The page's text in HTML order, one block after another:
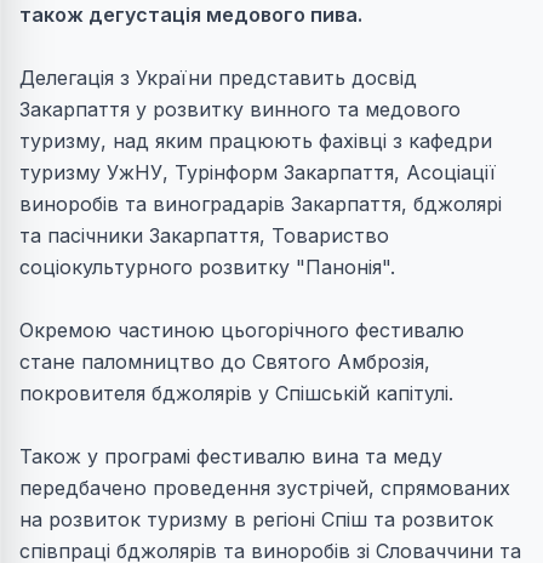
також дегустація медового пива.
Делегація з України представить досвід
Закарпаття у розвитку винного та медового
туризму, над яким працюють фахівці з кафедри
туризму УжНУ, Турінформ Закарпаття, Асоціації
виноробів та виноградарів Закарпаття, бджолярі
та пасічники Закарпаття, Товариство
соціокультурного розвитку "Панонія".
Окремою частиною цьогорічного фестивалю
стане паломництво до Святого Амброзія,
покровителя бджолярів у Спішській капітулі.
Також у програмі фестивалю вина та меду
передбачено проведення зустрічей, спрямованих
на розвиток туризму в регіоні Спіш та розвиток
співпраці бджолярів та виноробів зі Словаччини та